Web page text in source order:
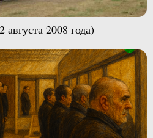
2008 года)